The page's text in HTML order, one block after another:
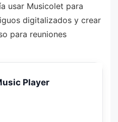
usar Musicolet para
digitalizados y crear
para reuniones
Player